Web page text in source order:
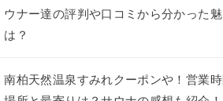
ウナー達の評判や口コミから分かった魅
は？
南柏天然温泉すみれクーポンや！営業